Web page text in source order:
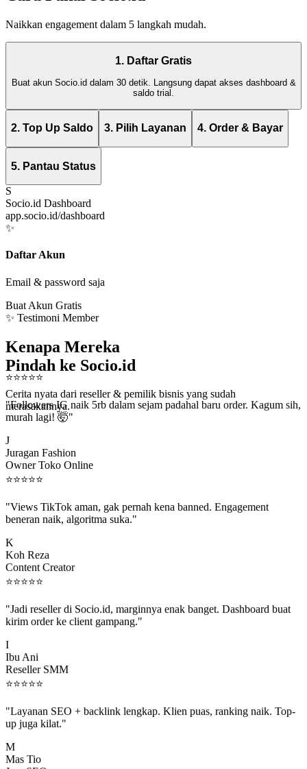
Naikkan engagement dalam 5 langkah mudah.
1. Daftar Gratis
Buat akun Socio.id dalam 30 detik. Langsung dapat akses dashboard &
saldo trial.
2. Top Up Saldo 3. Pilih Layanan 4. Order & Bayar
5. Pantau Status
S
Socio.id Dashboard
app.socio.id/dashboard
✨
Daftar Akun
Email & password saja
Buat Akun Gratis
✨ Testimoni Member
Kenapa Mereka
Pindah ke Socio.id
Cerita nyata dari reseller & pemilik bisnis yang sudah
merasakannya.
⭐⭐⭐⭐⭐
"Followers IG naik 5rb dalam sejam padahal baru order. Kagum sih,
murah lagi! 🤯"
Juragan Fashion
Owner Toko Online
⭐⭐⭐⭐ ⭐
beneran naik, algoritma suka."
Koh Reza
Content Creator
⭐⭐⭐⭐⭐
kirim order ke client gampang."
Ibu Ani
Reseller SMM
⭐⭐⭐⭐⭐
up juga kilat."
Mas Tio
Jasa SEO